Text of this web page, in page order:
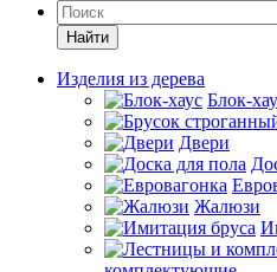
Найти
Изделия из дерева
Блок-
Двери
Жалюзи